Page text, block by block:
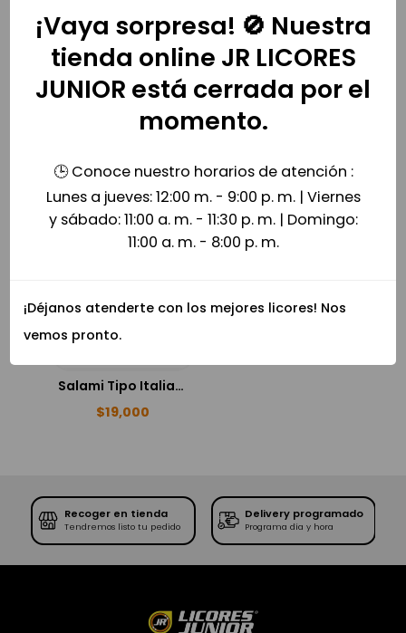
$20,500
$109,900
Salami Tipo Italiano 125gr
$19,000
Recoger en tienda
Tendremos listo tu pedido
Delivery programado
Programa día y hora
¡Vaya sorpresa! 🚫 Nuestra
tienda online JR LICORES
JUNIOR está cerrada por el
momento.
🕒 Conoce nuestro horarios de atención :
Lunes a jueves: 12:00 m. - 9:00 p. m. | Viernes
y sábado: 11:00 a. m. - 11:30 p. m. | Domingo:
11:00 a. m. - 8:00 p. m.
¡Déjanos atenderte con los mejores licores! Nos
vemos pronto.